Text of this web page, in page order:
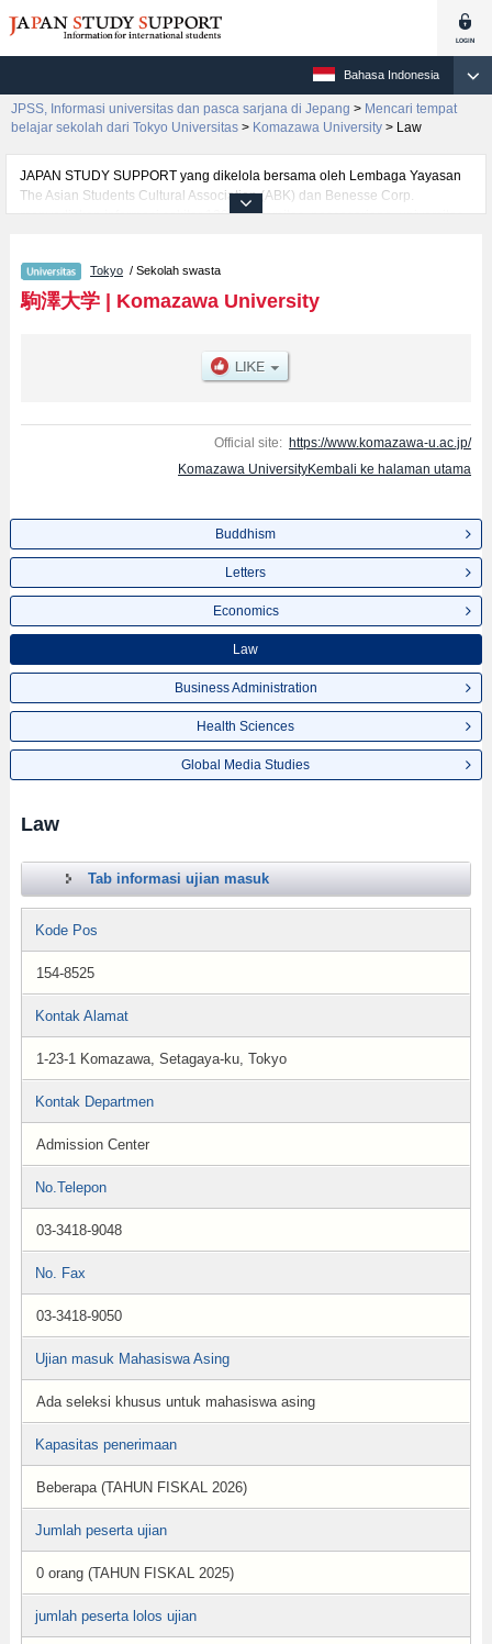
Bahasa Indonesia
JPSS, Informasi universitas dan pasca sarjana di Jepang > Mencari tempat
belajar sekolah dari Tokyo Universitas > Komazawa University > Law
JAPAN STUDY SUPPORT yang dikelola bersama oleh Lembaga Yayasan
The Asian Students Cultural Association (ABK) dan Benesse Corp.
menyediakan informasi sekitar 1300 universitas, pascasarjana, universitas
informasi per fakultas seperti Fakultas BuddhismatauFakultas
LettersatauFakultas EconomicsatauFakultas LawatauFakultas Business
AdministrationatauFakultas Health SciencesatauFakultas Global Media
mancanegara seperti kuota untuk jumlah pendaftar dan jumlah kelulusan
ujian masuk mahasiswa(i) mancanegara, informasi mengenai ujian masuk,
Tokyo / Sekolah swasta
駒澤大学| Komazawa University
Official site: https://www.komazawa-u.ac.jp/
Komazawa UniversityKembali ke halaman utama
Buddhism
Letters
Economics
Law
Business Administration
Health Sciences
Global Media Studies
Law
Tab informasi ujian masuk
Kode Pos
154-8525
Kontak Alamat
1-23-1 Komazawa, Setagaya-ku, Tokyo
Kontak Departmen
Admission Center
No.Telepon
03-3418-9048
No. Fax
03-3418-9050
Ujian masuk Mahasiswa Asing
Ada seleksi khusus untuk mahasiswa asing
Kapasitas penerimaan
Beberapa (TAHUN FISKAL 2026)
Jumlah peserta ujian
0 orang (TAHUN FISKAL 2025)
jumlah peserta lolos ujian